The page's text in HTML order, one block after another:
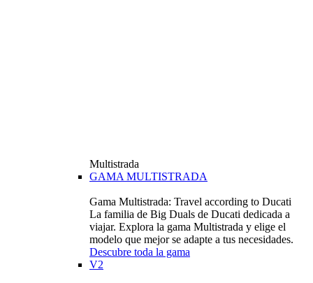
Multistrada
GAMA MULTISTRADA
Gama Multistrada: Travel according to Ducati
La familia de Big Duals de Ducati dedicada a
viajar. Explora la gama Multistrada y elige el
modelo que mejor se adapte a tus necesidades.
Descubre toda la gama
V2